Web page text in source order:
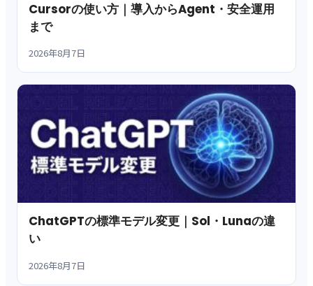
Cursorの使い方｜導入からAgent・安全運用
まで
2026年8月7日
ChatGPTの標準モデル変更｜Sol・Lunaの違
い
2026年8月7日